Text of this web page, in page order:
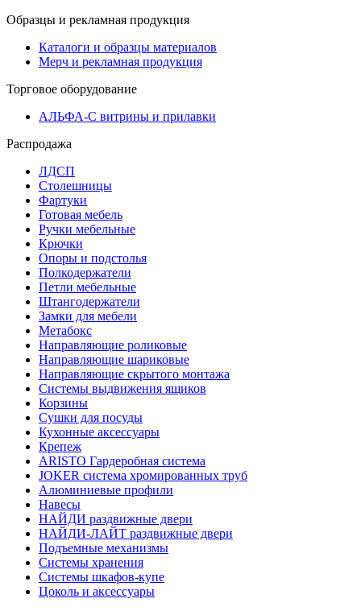
Образцы и рекламная продукция
Каталоги и образцы материалов
Мерч и рекламная продукция
Торговое оборудование
АЛЬФА-С витрины и прилавки
Распродажа
ЛДСП
Столешницы
Фартуки
Готовая мебель
Ручки мебельные
Крючки
Опоры и подстолья
Полкодержатели
Петли мебельные
Штангодержатели
Замки для мебели
Метабокс
Направляющие роликовые
Направляющие шариковые
Направляющие скрытого монтажа
Системы выдвижения ящиков
Корзины
Сушки для посуды
Кухонные аксессуары
Крепеж
ARISTO Гардеробная система
JOKER система хромированных труб
Алюминиевые профили
Навесы
НАЙДИ раздвижные двери
НАЙДИ-ЛАЙТ раздвижные двери
Подъемные механизмы
Системы хранения
Системы шкафов-купе
Цоколь и аксессуары